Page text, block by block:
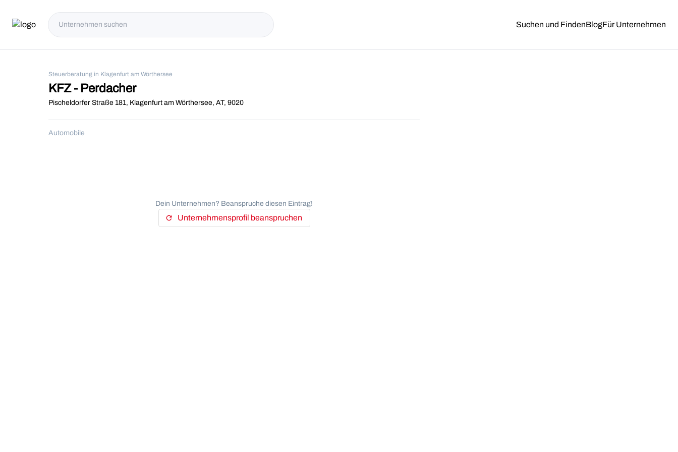
Suchen und FindenBlogFür Unternehmen
Steuerberatung in Klagenfurt am Wörthersee
KFZ - Perdacher
Pischeldorfer Straße 181, Klagenfurt am Wörthersee, AT, 9020
Automobile
Dein Unternehmen? Beanspruche diesen Eintrag!
refresh Unternehmensprofil beanspruchen